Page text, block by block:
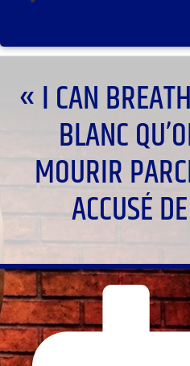
« I CAN
BLANC
MOURIR
ACCUSÉ